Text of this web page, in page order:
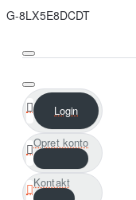
G-8LX5E8DCDT
Login
Opret konto
Kontakt